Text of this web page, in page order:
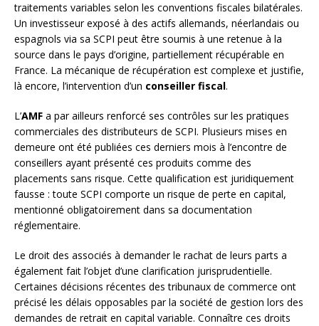
traitements variables selon les conventions fiscales bilatérales.
Un investisseur exposé à des actifs allemands, néerlandais ou
espagnols via sa SCPI peut être soumis à une retenue à la
source dans le pays d’origine, partiellement récupérable en
France. La mécanique de récupération est complexe et justifie,
là encore, l’intervention d’un conseiller fiscal.
L’AMF a par ailleurs renforcé ses contrôles sur les pratiques
commerciales des distributeurs de SCPI. Plusieurs mises en
demeure ont été publiées ces derniers mois à l’encontre de
conseillers ayant présenté ces produits comme des
placements sans risque. Cette qualification est juridiquement
fausse : toute SCPI comporte un risque de perte en capital,
mentionné obligatoirement dans sa documentation
réglementaire.
Le droit des associés à demander le rachat de leurs parts a
également fait l’objet d’une clarification jurisprudentielle.
Certaines décisions récentes des tribunaux de commerce ont
précisé les délais opposables par la société de gestion lors des
demandes de retrait en capital variable. Connaître ces droits